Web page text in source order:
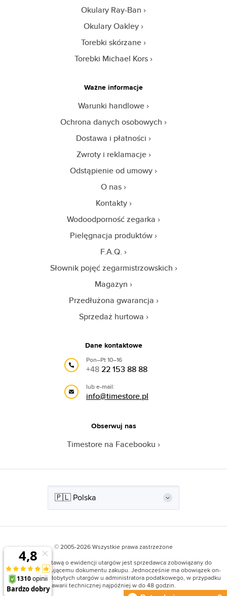
Okulary Ray-Ban
Okulary Oakley
Torebki skórzane
Torebki Michael Kors
Ważne informacje
Warunki handlowe
Ochrona danych osobowych
Dostawa i płatności
Zwroty i reklamacje
Odstąpienie od umowy
O nas
Kontakty
Wodoodporność zegarka
Pielęgnacja produktów
F.A.Q.
Słownik pojęć zegarmistrzowskich
Magazyn
Przedłużona gwarancja
Sprzedaż hurtowa
Dane kontaktowe
Pon–Pt 10–16
+4822 153 88 88
lub e-mail:
info@timestore.pl
Obserwuj nas
Timestore na Facebooku
© 2005-2026 Wszystkie prawa zastrzeżone
Zgodnie z Ustawą o ewidencji utargów jest sprzedawca zobowiązany do
wystawiania kupującemu dokumentu zakupu. Jednocześnie ma obowiązek on-
line rejestracji zdobytych utargów u administratora podatkowego, w przypadku
awarii technicznej najpóźniej w do 48 godzin.